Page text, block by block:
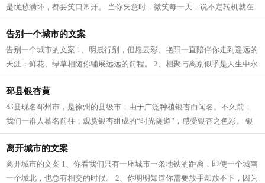
是忧愁满怀，都要笑口常开。 当你失意时，微笑每一天，说不定转机就在
前面等着你。当你失败时，微笑每一天...
告别一个城市的文案
告别一个城市的文案 1、明晨行别，但愿云彩、艳阳一直陪伴你走到遥远的
天涯；鲜花、绿草相随你铺展远远的前程。 2、相聚与离别似乎是人生中永
远不停歇的音符，如同品一杯苦涩的...
邳县银杏黄
邳县现名邳州市，是徐州的县级市，由于广泛种植银杏而闻名。不久前，
我们一群人慕名前往，观赏银杏组成的“时光隧道”，感受银杏之色彩。 银
杏是一种生长非常缓慢的植物，通常...
离开城市的文案
离开城市的文案 1、你看我们只有一座城市一条地铁的距离，即使一个城南
一个城北，也总有相交的时候。 2、你明明知道你需要放手却放不下，因为